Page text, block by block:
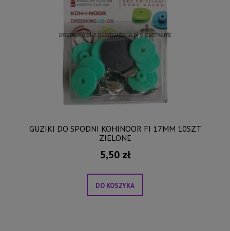
GUZIKI DO SPODNI KOHINOOR FI 17MM 10SZT
ZIELONE
5,50 zł
DO KOSZYKA